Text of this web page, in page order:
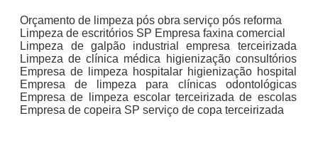
Orçamento de limpeza pós obra serviço pós reforma
Limpeza de escritórios SP Empresa faxina comercial
Limpeza de galpão industrial empresa terceirizada
Limpeza de clínica médica higienização consultórios
Empresa de limpeza hospitalar higienização hospital
Empresa de limpeza para clínicas odontológicas
Empresa de limpeza escolar terceirizada de escolas
Empresa de copeira SP serviço de copa terceirizada